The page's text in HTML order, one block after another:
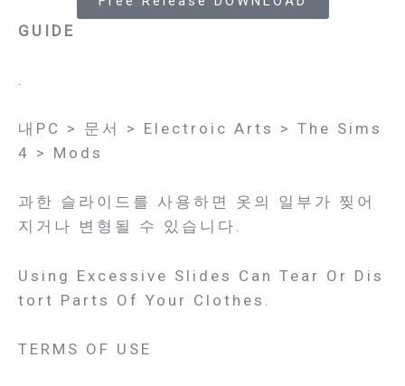
GUIDE
.
내PC > 문서 > Electroic Arts > The Sims
4 > Mods
과한 슬라이드를 사용하면 옷의 일부가 찢어
지거나 변형될 수 있습니다.
Using Excessive Slides Can Tear Or Dis
Tort Parts Of Your Clothes.
TERMS OF USE